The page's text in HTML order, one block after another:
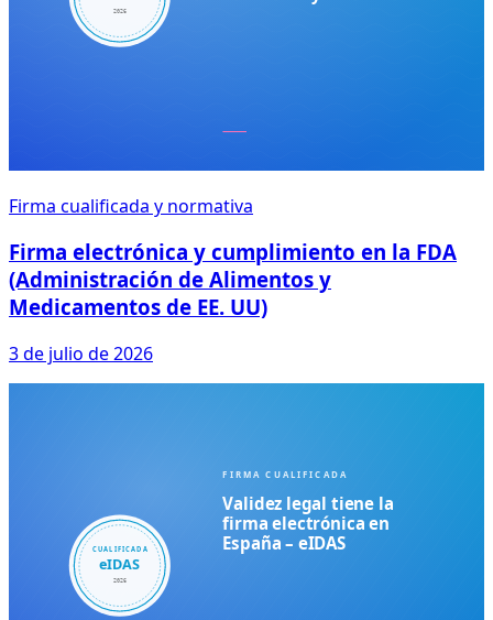
Firma cualificada y normativa
Firma electrónica y cumplimiento en la FDA
(Administración de Alimentos y
Medicamentos de EE. UU)
3 de julio de 2026